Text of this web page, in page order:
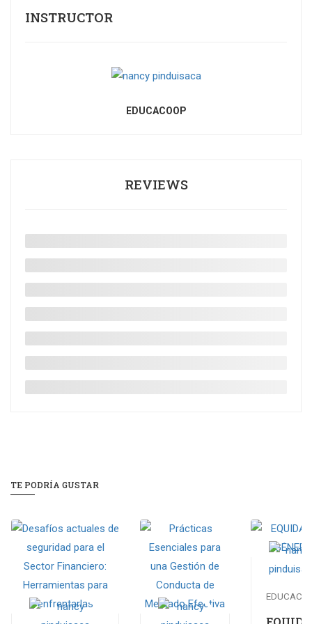
INSTRUCTOR
EDUCACOOP
REVIEWS
TE PODRÍA GUSTAR